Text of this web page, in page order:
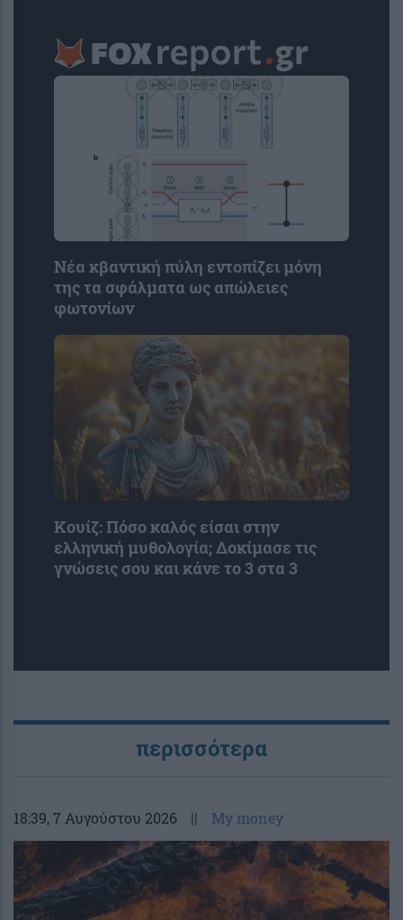
Νέα κβαντική πύλη εντοπίζει μόνη
της τα σφάλματα ως απώλειες
φωτονίων
Κουίζ: Πόσο καλός είσαι στην
ελληνική μυθολογία; Δοκίμασε τις
γνώσεις σου και κάνε το 3 στα 3
περισσότερα
18:39, 7 Αυγούστου 2026 || My money